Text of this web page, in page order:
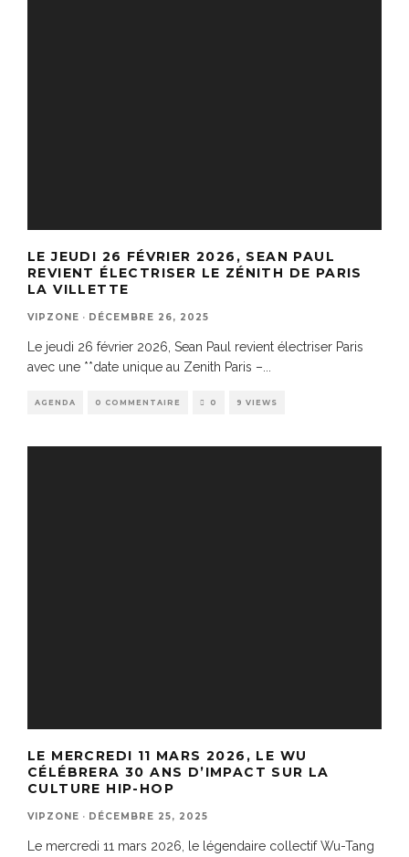
LE JEUDI 26 FÉVRIER 2026, SEAN PAUL
REVIENT ÉLECTRISER LE ZÉNITH DE PARIS
LA VILLETTE
VIPZONE · DÉCEMBRE 26, 2025
Le jeudi 26 février 2026, Sean Paul revient électriser Paris
avec une **date unique au Zenith Paris –
AGENDA 0 COMMENTAIRE 0 9 VIEWS
LE MERCREDI 11 MARS 2026, LE WU
CÉLÉBRERA 30 ANS D’IMPACT SUR LA
CULTURE HIP-HOP
VIPZONE · DÉCEMBRE 25, 2025
Le mercredi 11 mars 2026, le légendaire collectif Wu-Tang